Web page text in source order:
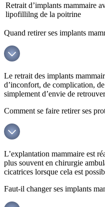
Retrait d’implants mammaire
lipofillilng de la poitrine
Quand retirer ses implants
Le retrait des implants
d’inconfort, de complication,
simplement d’envie de
Comment se faire retirer ses
L’explantation mammaire est
plus souvent en chirurgie
cicatrices lorsque cela est
Faut-il changer ses implants